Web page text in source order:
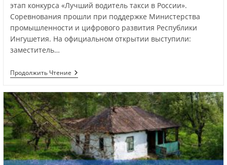
этап конкурса «Лучший водитель такси в России».
Соревнования прошли при поддержке Министерства
промышленности и цифрового развития Республики
Ингушетия. На официальном открытии выступили:
заместитель…
Продолжить Чтение